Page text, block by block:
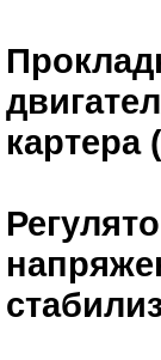
картера